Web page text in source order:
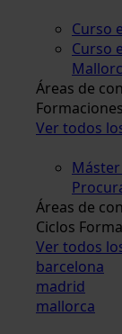
Curso
Curso
Áreas de
Ver todos
Áreas de
Ciclos
Ver todos
barcelona
madrid
mallorca